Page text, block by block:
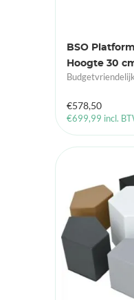
BSO
Hoogte 30
€578,50
€699,99 incl.